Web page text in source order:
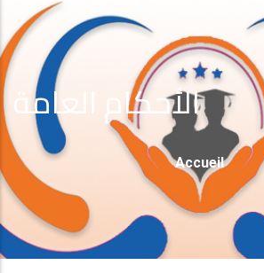
الأحكام العامة
Fil
Accueil